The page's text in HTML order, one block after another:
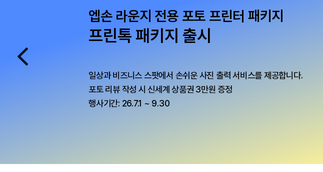
프로젝터로 만든 홈시네마
포토 리뷰 남기고 상품권 받아가세요!
프로젝터 구매 후 달라진 우리 집 일상의 순간,
생생한 사진과 글을 남기고 최대 50만원 상품권까지 챙겨가세요!
이벤트 기간 : 2026-08-01 ~ 2026-09-30
PRECISION FORCE 패키지 재입고!
By Epson X Milwaukee
작업을 완성하는 두가지 기준 PRECISION FORCE
엡손 라벨프린터의 정밀함과 밀워키의 힘으로 현장 작업의 완성도를 높여보세요.
한정수량, 최대 31% 할인 판매 중
행사기간: 8.2 ~ 재고소진까지
엡손 라운지 x DUUL 런칭 기념 이벤트
완벽한 홈시네마 프로젝터, 이제 가구까지 한번에
799,000원 상당의 프리미엄 거실장을 무료로
다섯 가지 컬러를 우리 집 인테리어에 맞게 선택해보세요
행사 기간: 50대 한정, 재고 소진 시 자동 종료
엡손 라운지 전용 포토 프린터 패키지
프린톡 패키지 출시
일상과 비즈니스 스팟에서 손쉬운 사진 출력 서비스를 제공합니다.
포토 리뷰 작성 시 신세계 상품권 3만원 증정
행사기간: 26.7.1 ~ 9.30